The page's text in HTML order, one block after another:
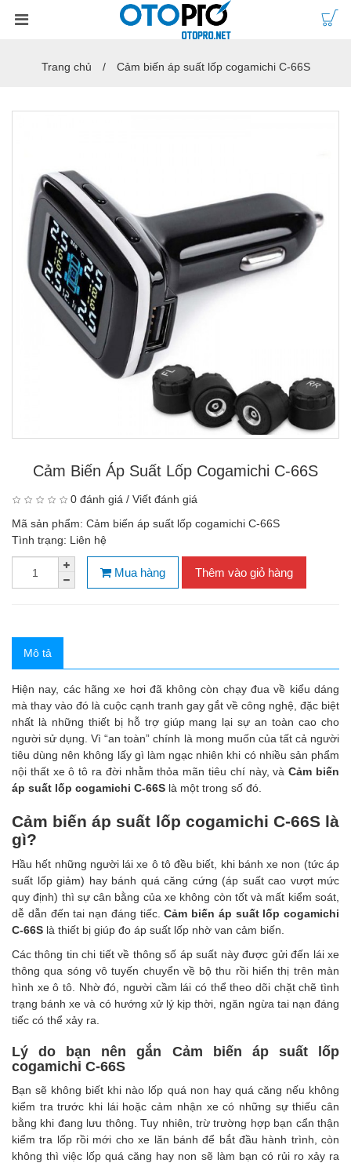
Trang chủ Cảm biến áp suất lốp cogamichi C-66S
Cảm Biến Áp Suất Lốp Cogamichi C-66S
0 đánh giá / Viết đánh giá
Mã sản phẩm: Cảm biến áp suất lốp cogamichi C-66S
Tình trạng: Liên hệ
Mua hàng Thêm vào giỏ hàng
Mô tả
Hiện nay, các hãng xe hơi đã không còn chạy đua về kiểu dáng
mà thay vào đó là cuộc cạnh tranh gay gắt về công nghệ, đặc biệt
nhất là những thiết bị hỗ trợ giúp mang lại sự an toàn cao cho
người sử dụng. Vì “an toàn” chính là mong muốn của tất cả người
tiêu dùng nên không lấy gì làm ngạc nhiên khi có nhiều sản phẩm
nội thất xe ô tô ra đời nhằm thỏa mãn tiêu chí này, vàCảm biến
áp suất lốp cogamichi C-66S là một trong số đó.
Cảm biến áp suất lốp cogamichi C-66S là
gì?
Hầu hết những người lái xe ô tô đều biết, khi bánh xe non (tức áp
suất lốp giảm) hay bánh quá căng cứng (áp suất cao vượt mức
quy định) thì sự cân bằng của xe không còn tốt và mất kiểm soát,
dễ dẫn đến tai nạn đáng tiếc.Cảm biến áp suất lốp cogamichi
C-66S là thiết bị giúp đo áp suất lốp nhờ van cảm biến.
Các thông tin chi tiết về thông số áp suất này được gửi đến lái xe
thông qua sóng vô tuyến chuyển về bộ thu rồi hiển thị trên màn
hình xe ô tô. Nhờ đó, người cầm lái có thể theo dõi chặt chẽ tình
trạng bánh xe và có hướng xử lý kịp thời, ngăn ngừa tai nạn đáng
tiếc có thể xảy ra.
Lý do bạn nên gắn Cảm biến áp suất lốp
cogamichi C-66S
Bạn sẽ không biết khi nào lốp quá non hay quá căng nếu không
kiểm tra trước khi lái hoặc cảm nhận xe có những sự thiếu cân
bằng khi đang lưu thông. Tuy nhiên, trừ trường hợp bạn cẩn thận
kiểm tra lốp rồi mới cho xe lăn bánh để bắt đầu hành trình, còn
không thì việc lốp quá căng hay non sẽ làm bạn có rủi ro xảy ra